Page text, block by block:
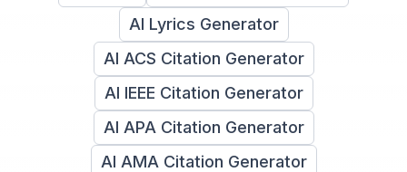
AI Lyrics Generator
AI ACS Citation Generator
AI IEEE Citation Generator
AI APA Citation Generator
AI AMA Citation Generator